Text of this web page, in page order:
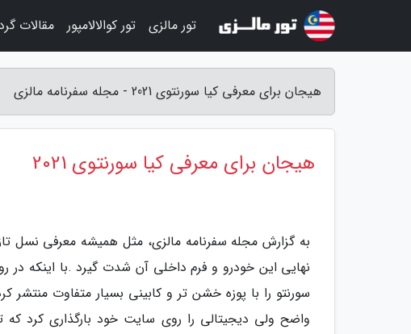
هیجان برای معرفی کیا سورنتوی 2021 - مجله سفرنامه مالزی
هیجان برای معرفی کیا سورنتوی 2021
تور مالزی تور کوالالامپور مقالات